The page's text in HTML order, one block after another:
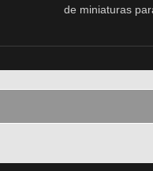
de miniaturas